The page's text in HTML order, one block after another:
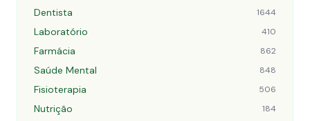
Dentista 1644
Laboratório 410
Farmácia 862
Saúde Mental 848
Fisioterapia 506
Nutrição 184